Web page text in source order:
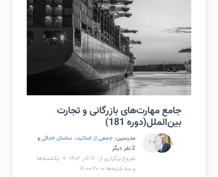
جامع مهارت‌های بازرگانی و تجارت
بین‌الملل(دوره 181)
+۲ مدرسین: جمعی از اساتید، ساسان خدائیو
2 نفر دیگر
شروع برگزاری از: ۱۲ آذر ۱۴۰۲
یکشنبه‌ها
و سه شنبه‌ها ۲۰:۰۰-۱۶:۰۰